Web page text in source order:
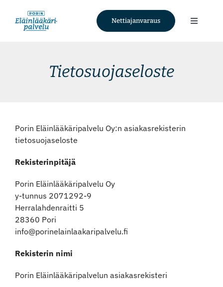
content
Nettiajanvaraus
Toggle
Tietoa meistä
Tietosuojaseloste
Porin Eläinlääkäripalvelu Oy:n asiakasrekisterin
tietosuojaseloste
Rekisterinpitäjä
Porin Eläinlääkäripalvelu Oy
y-tunnus 2071292-9
Herralahdenraitti 5
28360 Pori
info@porinelainlaakaripalvelu.fi
Rekisterin nimi
Porin Eläinlääkäripalvelun asiakasrekisteri